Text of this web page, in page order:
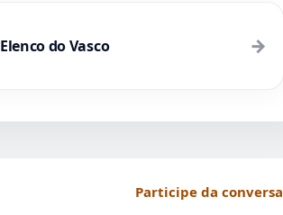
Elenco do Vasco →
Participe da conversa